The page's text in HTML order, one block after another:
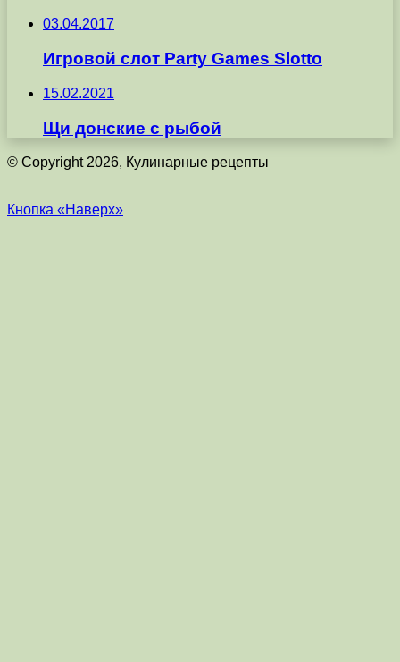
03.04.2017
Игровой слот Party Games Slotto
15.02.2021
Щи донские с рыбой
© Copyright 2026, Кулинарные рецепты
Кнопка «Наверх»